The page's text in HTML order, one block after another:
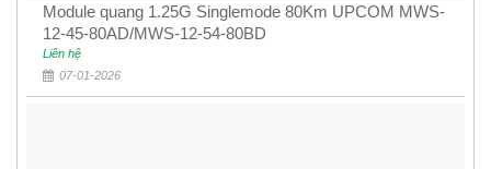
Module quang 1.25G Singlemode 80Km UPCOM MWS-
12-45-80AD/MWS-12-54-80BD
Liên hệ
07-01-2026